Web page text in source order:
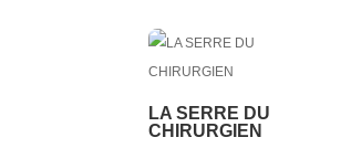
LA SERRE DU
CHIRURGIEN